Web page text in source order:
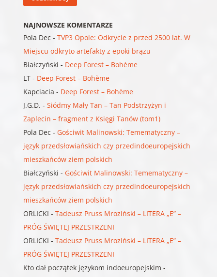
NAJNOWSZE KOMENTARZE
Pola Dec - TVP3 Opole: Odkrycie z przed 2500 lat. W
Miejscu odkryto artefakty z epoki brązu
Białczyński - Deep Forest – Bohème
LT- Deep Forest – Bohème
Kapciacia - Deep Forest – Bohème
J.G.D. - Siódmy Mały Tan – Tan Podstrzyżyn i
Zaplecin – fragment z Księgi Tanów (tom1)
Pola Dec - Gościwit Malinowski: Temematyczny –
język przedsłowiańskich czy przedindoeuropejskich
mieszkańców ziem polskich
Białczyński - Gościwit Malinowski: Temematyczny –
język przedsłowiańskich czy przedindoeuropejskich
mieszkańców ziem polskich
ORLICKI - Tadeusz Pruss Mroziński – LITERA „E” –
PRÓG ŚWIĘTEJ PRZESTRZENI
ORLICKI - Tadeusz Pruss Mroziński – LITERA „E” –
PRÓG ŚWIĘTEJ PRZESTRZENI
Kto dał początek językom indoeuropejskim -